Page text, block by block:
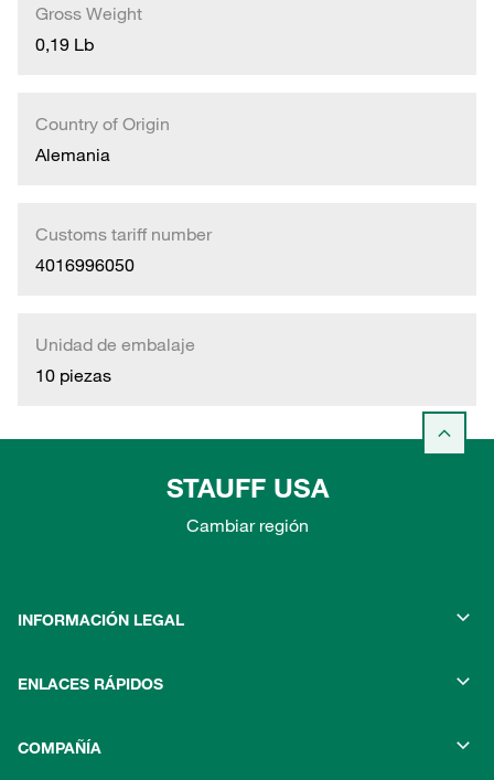
Gross Weight
0,19 Lb
Country of Origin
Alemania
Customs tariff number
4016996050
Unidad de embalaje
10 piezas
STAUFF USA
Cambiar región
INFORMACIÓN LEGAL
ENLACES RÁPIDOS
COMPAÑÍA